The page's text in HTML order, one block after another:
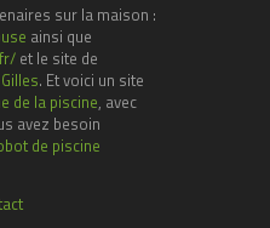
sur la maison :
ainsi que
et le site de
. Et voici un site
de la piscine, avec
avez besoin
de piscine